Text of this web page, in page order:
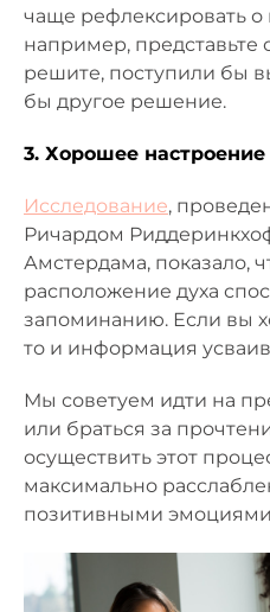
чаще рефлексировать о
например, представьте
решите, поступили бы
бы другое решение.
3. Хорошее настроение
Исследование,
Ричардом
Амстердама, показало,
расположение духа
запоминанию. Если вы
то и информация
Мы советуем идти на
или браться за
осуществить этот
максимально
позитивными